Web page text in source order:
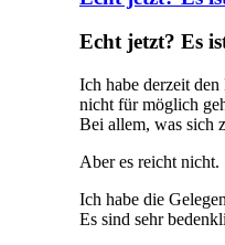
Echt jetzt? Es
Ich habe derzeit
nicht für möglich
Bei allem, was sich
Aber es reicht nicht.
Ich habe die
Es sind sehr